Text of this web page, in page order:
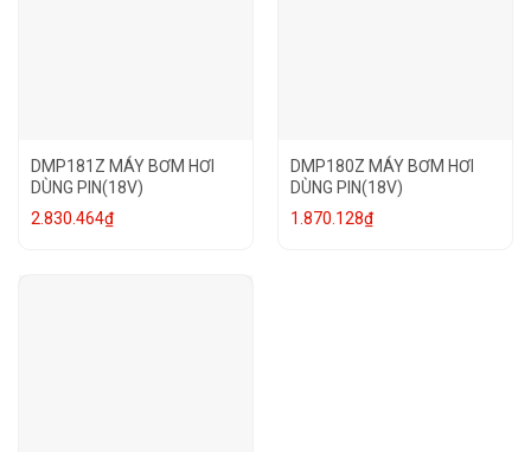
DMP181Z MÁY BƠM HƠI
DÙNG PIN(18V)
2.830.464₫
DMP180Z MÁY BƠM HƠI
DÙNG PIN(18V)
1.870.128₫